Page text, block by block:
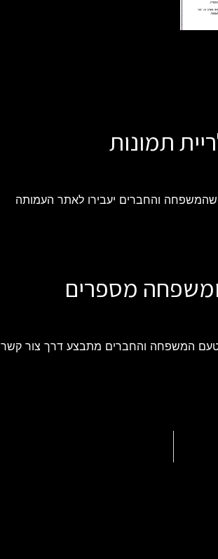
תמונות
שהמשפחה והחברים יעבירו לאתר העמותה
מספרים
המשפחה והחברים מתבצע דרך צור קשר